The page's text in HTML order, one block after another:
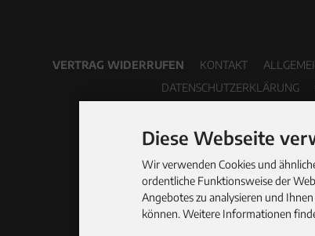
VERTRAG WIDERRUFEN KONTAKT
DATENSCHUTZERKLÄRUNG
Diese Webseite
Wir verwenden Cookies und
ordentliche Funktionsweise der
Angebotes zu analysieren und
können. Weitere Informationen